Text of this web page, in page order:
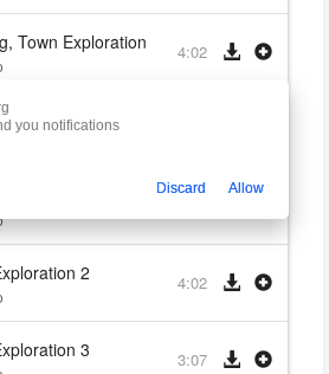
Town Exploration 2 4:02
Town Exploration 3
2 4:02
3 3:07
you notifications
Discard Allow